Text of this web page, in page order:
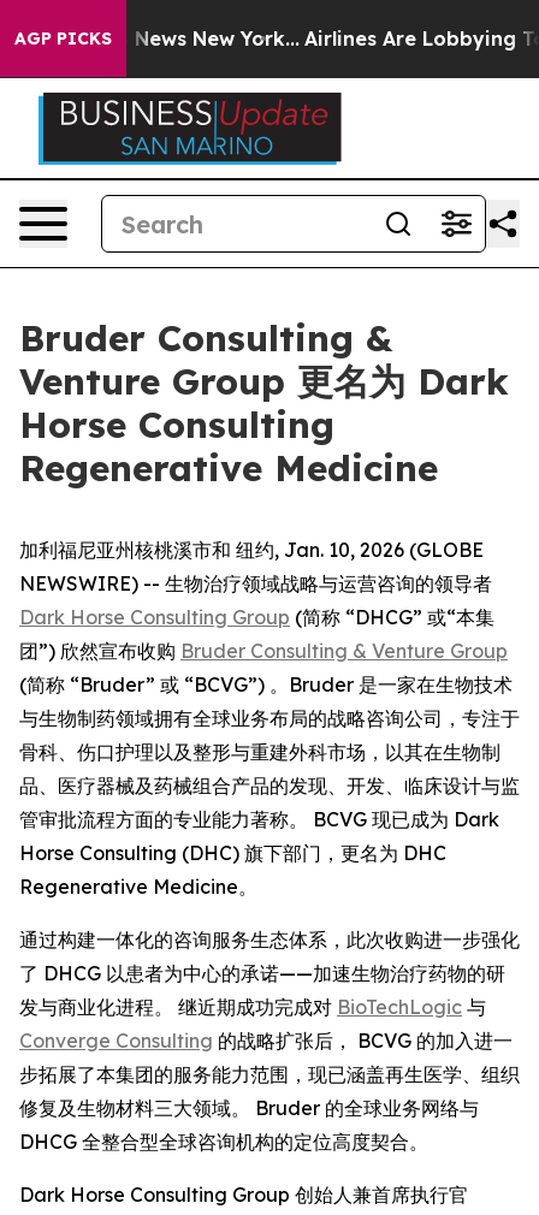
AGP PICKS
CBS News New York... Airlines Are Lobbying To
Bruder Consulting &
Venture Group 更名为 Dark
Horse Consulting
Regenerative Medicine
加利福尼亚州核桃溪市和 纽约, Jan. 10, 2026 (GLOBE
NEWSWIRE) -- 生物治疗领域战略与运营咨询的领导者
Dark Horse Consulting Group (简称 “DHCG” 或“本集
团”) 欣然宣布收购 Bruder Consulting & Venture Group
(简称 “Bruder” 或 “BCVG”) 。Bruder 是一家在生物技术
与生物制药领域拥有全球业务布局的战略咨询公司，专注于
骨科、伤口护理以及整形与重建外科市场，以其在生物制
品、医疗器械及药械组合产品的发现、开发、临床设计与监
管审批流程方面的专业能力著称。 BCVG 现已成为 Dark
Horse Consulting (DHC) 旗下部门，更名为 DHC
Regenerative Medicine。
通过构建一体化的咨询服务生态体系，此次收购进一步强化
了 DHCG 以患者为中心的承诺——加速生物治疗药物的研
发与商业化进程。 继近期成功完成对 BioTechLogic 与
Converge Consulting 的战略扩张后， BCVG 的加入进一
步拓展了本集团的服务能力范围，现已涵盖再生医学、组织
修复及生物材料三大领域。 Bruder 的全球业务网络与
DHCG 全整合型全球咨询机构的定位高度契合。
Dark Horse Consulting Group 创始人兼首席执行官